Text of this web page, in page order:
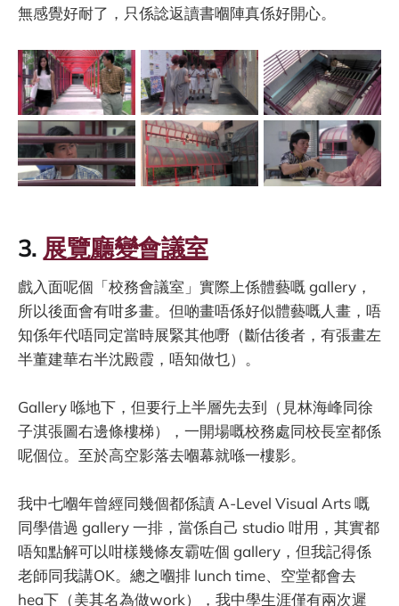
無感覺好耐了，只係諗返讀書嗰陣真係好開心。
3. 展覽廳變會議室
戲入面呢個「校務會議室」實際上係體藝嘅 gallery，
所以後面會有咁多畫。但啲畫唔係好似體藝嘅人畫，唔
知係年代唔同定當時展緊其他嘢（斷估後者，有張畫左
半董建華右半沈殿霞，唔知做乜）。
Gallery 喺地下，但要行上半層先去到（見林海峰同徐
子淇張圖右邊條樓梯），一開場嘅校務處同校長室都係
呢個位。至於高空影落去嗰幕就喺一樓影。
我中七嗰年曾經同幾個都係讀 A-Level Visual Arts 嘅
同學借過 gallery 一排，當係自己 studio 咁用，其實都
唔知點解可以咁樣幾條友霸咗個 gallery，但我記得係
老師同我講OK。總之嗰排 lunch time、空堂都會去
hea下（美其名為做work），我中學生涯僅有兩次遲